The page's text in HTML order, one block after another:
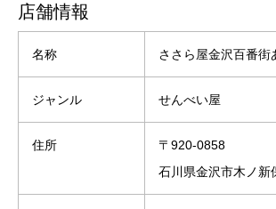
店舗情報
名称 ささら屋金沢百番街
ジャンル せんべい屋
住所
〒920-0858
石川県金沢市木ノ新